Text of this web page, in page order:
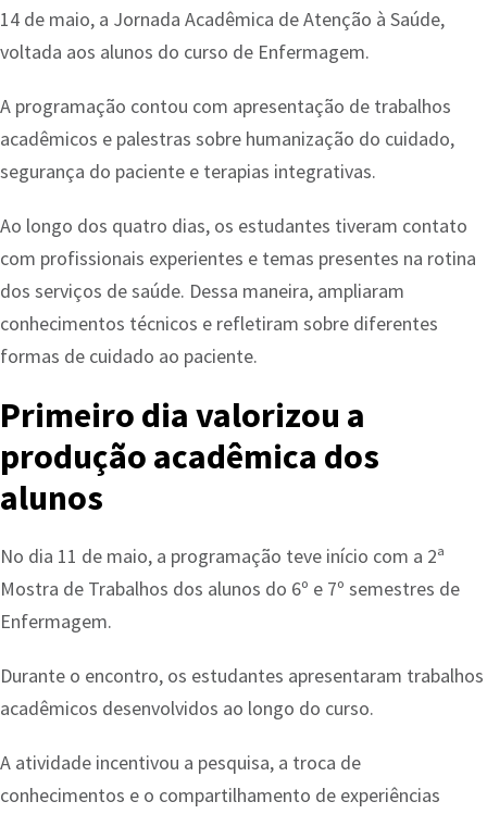
14 de maio, a Jornada Acadêmica de Atenção à Saúde,
voltada aos alunos do curso de Enfermagem.
A programação contou com apresentação de trabalhos
acadêmicos e palestras sobre humanização do cuidado,
segurança do paciente e terapias integrativas.
Ao longo dos quatro dias, os estudantes tiveram contato
com profissionais experientes e temas presentes na rotina
dos serviços de saúde. Dessa maneira, ampliaram
conhecimentos técnicos e refletiram sobre diferentes
formas de cuidado ao paciente.
Primeiro dia valorizou a
produção acadêmica dos
alunos
No dia 11 de maio, a programação teve início com a 2ª
Mostra de Trabalhos dos alunos do 6º e 7º semestres de
Enfermagem.
Durante o encontro, os estudantes apresentaram trabalhos
acadêmicos desenvolvidos ao longo do curso.
A atividade incentivou a pesquisa, a troca de
conhecimentos e o compartilhamento de experiências